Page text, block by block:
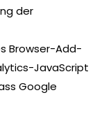
der
Browser-Add-
JavaScript
Google